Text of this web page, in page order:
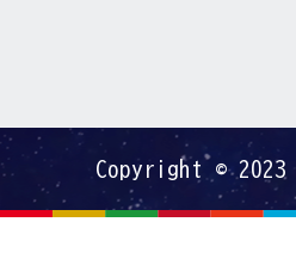
Copyright ©